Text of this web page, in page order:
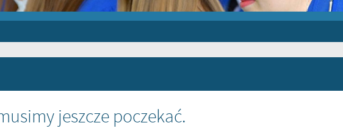
jeszcze poczekać.